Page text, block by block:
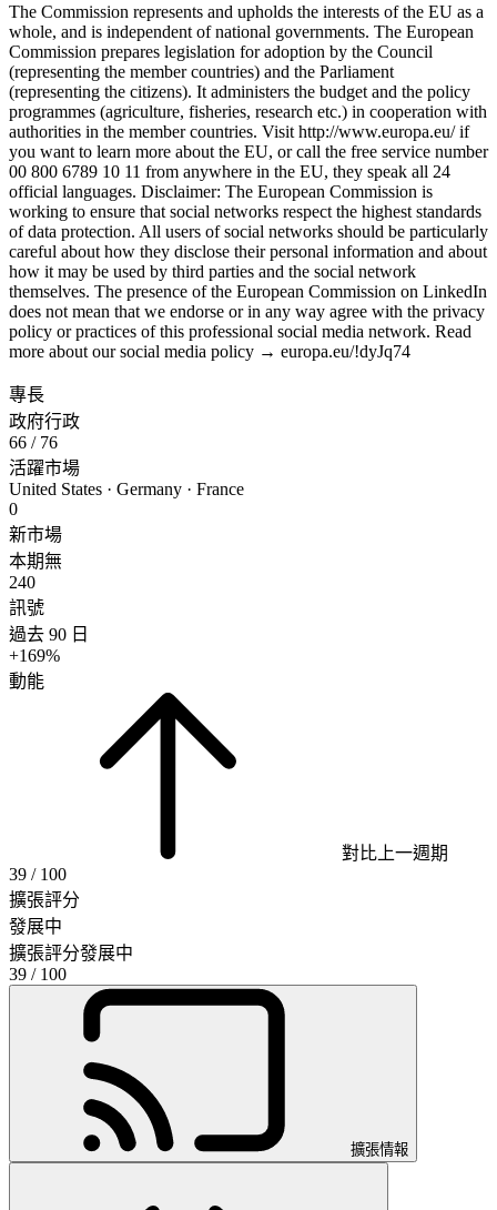
The Commission represents and upholds the interests of the EU as a
whole, and is independent of national governments. The European
Commission prepares legislation for adoption by the Council
(representing the member countries) and the Parliament
(representing the citizens). It administers the budget and the policy
programmes (agriculture, fisheries, research etc.) in cooperation with
authorities in the member countries. Visit http://www.europa.eu/ if
you want to learn more about the EU, or call the free service number
00 800 6789 10 11 from anywhere in the EU, they speak all 24
official languages. Disclaimer: The European Commission is
working to ensure that social networks respect the highest standards
of data protection. All users of social networks should be particularly
careful about how they disclose their personal information and about
how it may be used by third parties and the social network
themselves. The presence of the European Commission on LinkedIn
does not mean that we endorse or in any way agree with the privacy
policy or practices of this professional social media network. Read
more about our social media policy → europa.eu/!dyJq74
專長
政府行政
66 / 76
活躍市場
United States · Germany · France
0
新市場
本期無
240
訊號
過去 90 日
+169%
動能
對比上一週期
39 / 100
擴張評分
發展中
擴張評分發展中
39 / 100
擴張情報